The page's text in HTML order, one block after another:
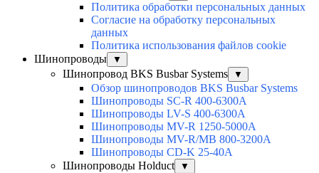
Политика обработки персональных данных
Согласие на обработку персональных
данных
Политика использования файлов cookie
Шинопроводы
▼
Шинопровод BKS Busbar Systems ▼
Обзор шинопроводов BKS Busbar Systems
Шинопроводы SC-R 400-6300A
Шинопроводы LV-S 400-6300A
Шинопроводы MV-R 1250-5000A
Шинопроводы MV-R/MB 800-3200A
Шинопроводы CD-K 25-40A
Шинопроводы Holduct
▼